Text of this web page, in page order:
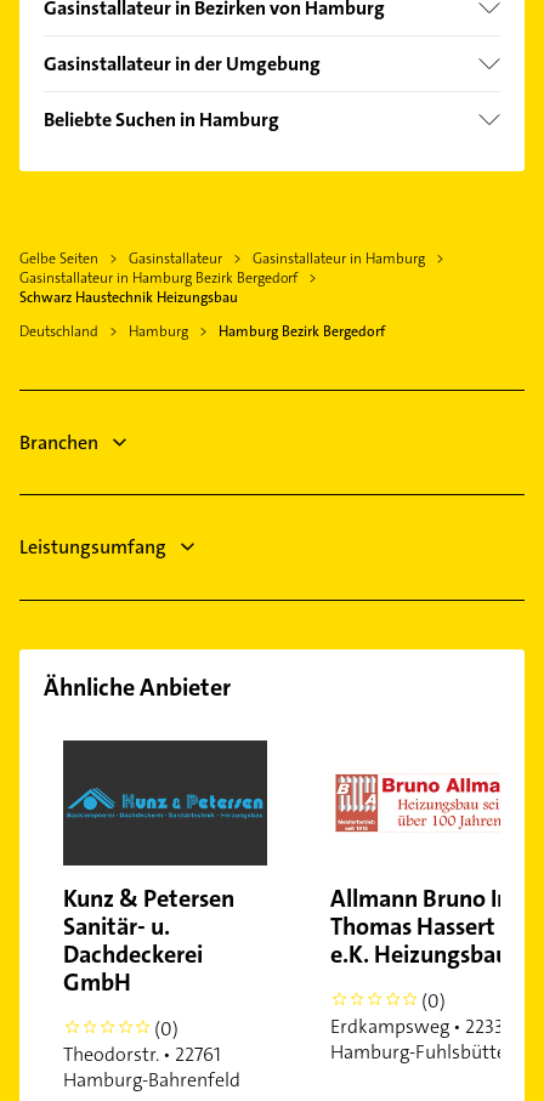
Gasinstallateur in Bezirken von Hamburg
Bezirk Altona
Bezirk Hamburg-Mitte
Hamburg-Altstadt
Gasinstallateur in der Umgebung
Wentorf bei Hamburg
Glinde Kreis Stormarn
Stelle Kreis Harburg
Beliebte Suchen in Hamburg
Elektro Reparatur
Kanalreinigung
Rechtsanwalt
Kammerjäger
Gelbe Seiten Gasinstallateur
Gasinstallateur in Hamburg
Gasinstallateur in Hamburg Bezirk Bergedorf
Schwarz Haustechnik Heizungsbau
Deutschland
Hamburg Hamburg Bezirk Bergedorf
Branchen
Leistungsumfang
Ähnliche Anbieter
Kunz & Petersen
Sanitär- u.
Dachdeckerei
GmbH
0
(0)
Theodorstr. • 22761
Hamburg-Bahrenfeld
Allmann Bruno Inh.
Thomas Hassert
e.K. Heizungsbau
0
(0)
Erdkampsweg • 22335
Hamburg-Fuhlsbüttel